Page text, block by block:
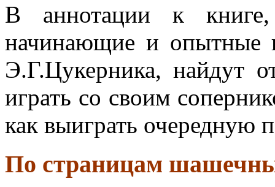
В аннотации к
начинающие и опытные
Э.Г.Цукерника, найдут
играть со своим
как выиграть очередную
По страницам